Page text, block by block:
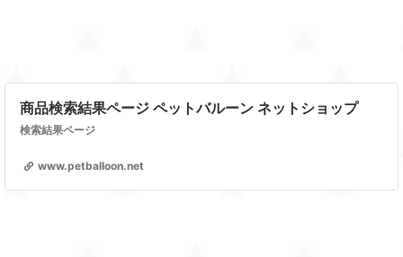
商品検索結果ページ ペットバルーン ネットショップ
検索結果ページ
www.petballoon.net